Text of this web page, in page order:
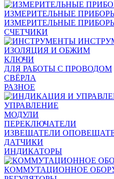
ИЗМЕРИТЕЛЬНЫЕ
ИЗМЕРИТЕЛЬНЫЕ
СЧЕТЧИКИ
ИЗОЛЯЦИЯ И ОБЖИМ
КЛЮЧИ
ДЛЯ РАБОТЫ С ПРОВОДОМ
СВЁРЛА
РАЗНОЕ
УПРАВЛЕНИЕ
МОДУЛИ
ПЕРЕКЛЮЧАТЕЛИ
ИЗВЕЩАТЕЛИ
ДАТЧИКИ
ИНДИКАТОРЫ
КОММУТАЦИОННОЕ